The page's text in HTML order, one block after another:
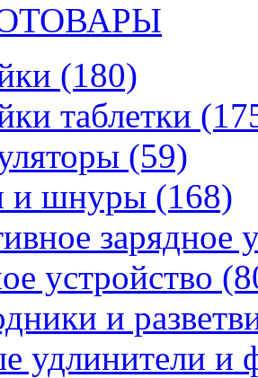
(180)
таблетки
(59)
и шнуры (168)
зарядное
устройство
и
удлинители и